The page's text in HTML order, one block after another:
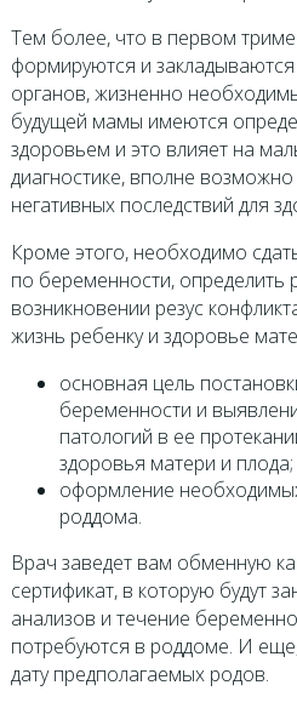
Тем более, что в первом
формируются и
органов, жизненно
будущей мамы имеются
здоровьем и это влияет на
диагностике, вполне
негативных последствий для
Кроме этого, необходимо
по беременности, определить
возникновении резус
жизнь ребенку и здоровье
основная цель
беременности и
патологий в ее
здоровья матери и плода;
оформление
роддома.
Врач заведет вам обменную
сертификат, в которую будут
анализов и течение
потребуются в роддоме. И
дату предполагаемых родов.